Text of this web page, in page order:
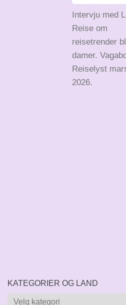
Intervju med
Reise om
reisetrender
damer.
Reiselyst
2026.
KATEGORIER OG LAND
Kategorier